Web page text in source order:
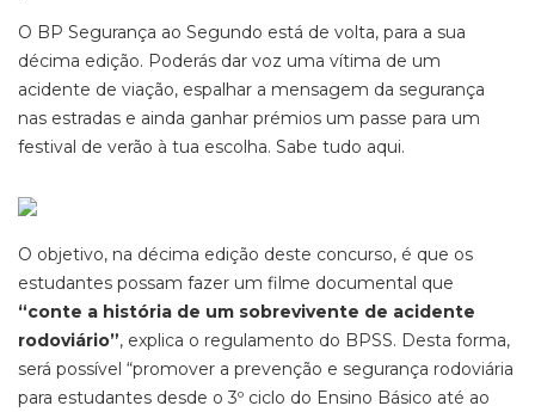
O BP Segurança ao Segundo está de volta, para a sua
décima edição. Poderás dar voz uma vítima de um
acidente de viação, espalhar a mensagem da segurança
nas estradas e ainda ganhar prémios um passe para um
festival de verão à tua escolha. Sabe tudo aqui.
O objetivo, na décima edição deste concurso, é que os
estudantes possam fazer um filme documental que
“conte a história de um sobrevivente de acidente
rodoviário”, explica o regulamento do BPSS. Desta forma,
será possível “promover a prevenção e segurança rodoviária
para estudantes desde o 3º ciclo do Ensino Básico até ao